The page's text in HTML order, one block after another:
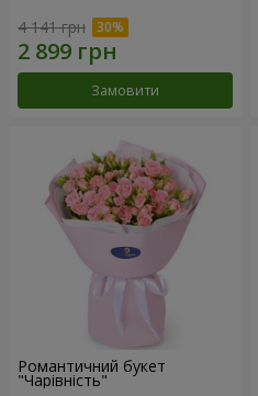
4 141 грн
Замовити
Романтичний букет
"Чарівність"